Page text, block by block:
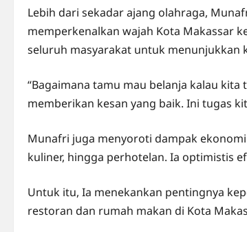
Lebih dari sekadar ajang olahraga,
memperkenalkan wajah Kota Makassar
seluruh masyarakat untuk menunjukkan
“Bagaimana tamu mau belanja kalau
memberikan kesan yang baik. Ini tugas
Munafri juga menyoroti dampak
kuliner, hingga perhotelan. Ia optimistis
Untuk itu, Ia menekankan pentingnya
restoran dan rumah makan di Kota